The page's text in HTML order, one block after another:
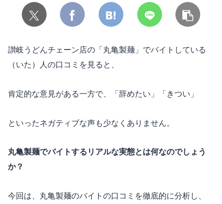
讃岐うどんチェーン店の「丸亀製麺」でバイトしている
（いた）人の口コミを見ると、
肯定的な意見がある一方で、「辞めたい」「きつい」
といったネガティブな声も少なくありません。
丸亀製麺でバイトするリアルな実態とは何なのでしょう
か？
今回は、丸亀製麺のバイトの口コミを徹底的に分析し、